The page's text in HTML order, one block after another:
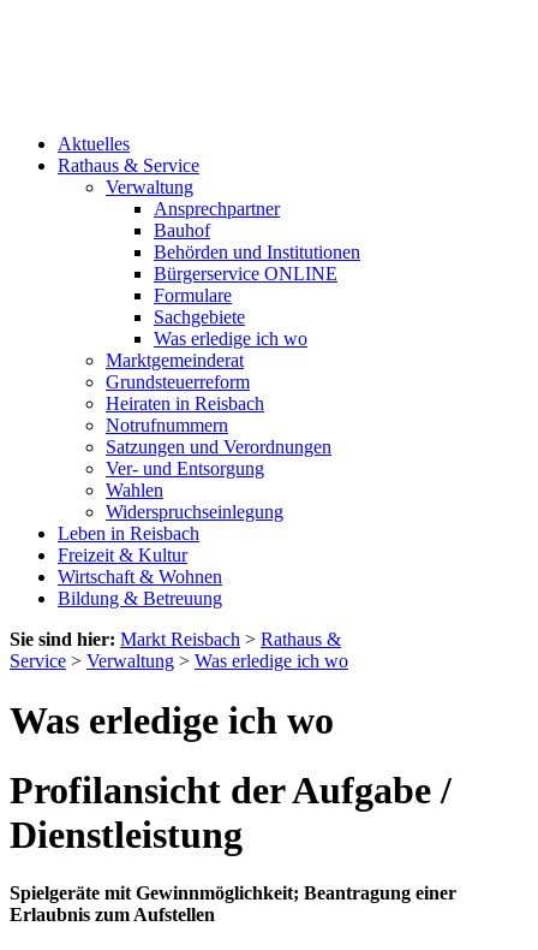
Aktuelles
Rathaus & Service
Verwaltung
Ansprechpartner
Bauhof
Behörden und Institutionen
Bürgerservice ONLINE
Formulare
Sachgebiete
Was erledige ich wo
Marktgemeinderat
Grundsteuerreform
Heiraten in Reisbach
Notrufnummern
Satzungen und Verordnungen
Ver- und Entsorgung
Wahlen
Widerspruchseinlegung
Leben in Reisbach
Freizeit & Kultur
Wirtschaft & Wohnen
Bildung & Betreuung
Sie sind hier: Markt Reisbach > Rathaus &
Service > Verwaltung > Was erledige ich wo
Was erledige ich wo
Profilansicht der Aufgabe /
Dienstleistung
Spielgeräte mit Gewinnmöglichkeit; Beantragung einer
Erlaubnis zum Aufstellen